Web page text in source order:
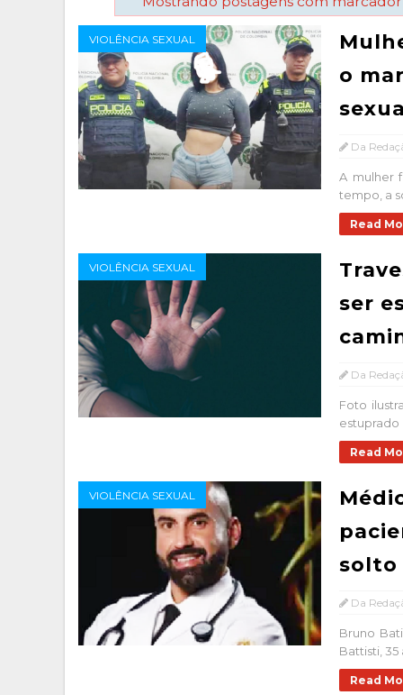
VIOLÊNCIA SEXUAL
o
Da
A mulher
tempo, a
Read
VIOLÊNCIA SEXUAL
ser
Da
Foto
estuprado
Read
VIOLÊNCIA SEXUAL
solto
Da
Bruno
Battisti,
Read